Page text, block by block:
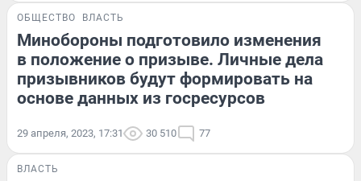
ОБЩЕСТВО ВЛАСТЬ
Минобороны подготовило изменения
в положение о призыве. Личные дела
призывников будут формировать на
основе данных из госресурсов
29 апреля, 2023, 17:31 30 510 77
ВЛАСТЬ